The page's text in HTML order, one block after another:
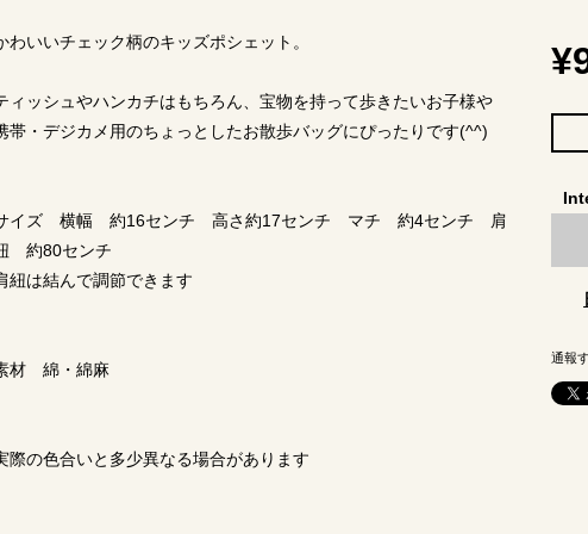
わいいチェック柄のキッズポシェット。
ィッシュやハンカチはもちろん、宝物を持って歩きたいお子様や
帯・デジカメ用のちょっとしたお散歩バッグにぴったりです(^^)
イズ 横幅 約16センチ 高さ約17センチ マチ 約4センチ 肩
約80センチ
紐は結んで調節できます
材 綿・綿麻
際の色合いと多少異なる場合があります
通報